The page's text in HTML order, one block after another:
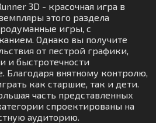
3D - красочная игра в
этого раздела
игры, с
Однако вы получите
от пестрой графики,
и быстротечности
Благодаря внятному контролю,
как старшие, так и дети.
часть представленных
спроектированы на
аудиторию.